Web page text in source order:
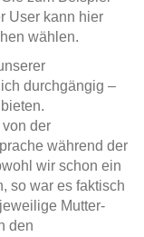
User kann hier
wählen.
durchgängig –
der
während der
wir schon ein
so war es faktisch
Mutter-
den